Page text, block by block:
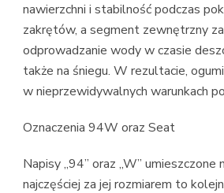
nawierzchni i stabilność podczas
zakrętów, a segment zewnętrzny
odprowadzanie wody w czasie
także na śniegu. W rezultacie,
w nieprzewidywalnych warunkach
Oznaczenia 94W oraz Seat
Napisy „94” oraz „W” umieszczone
najczęściej za jej rozmiarem to